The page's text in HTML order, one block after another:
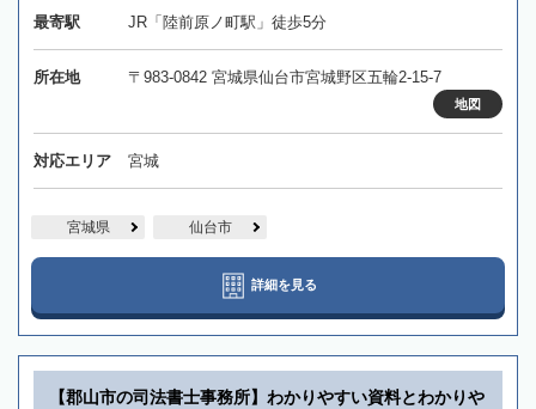
最寄駅 JR「陸前原ノ町駅」徒歩5分
所在地 〒983-0842 宮城県仙台市宮城野区五輪2-15-7
地図
対応エリア 宮城
宮城県 仙台市
詳細を見る
【郡山市の司法書士事務所】わかりやすい資料とわかりや